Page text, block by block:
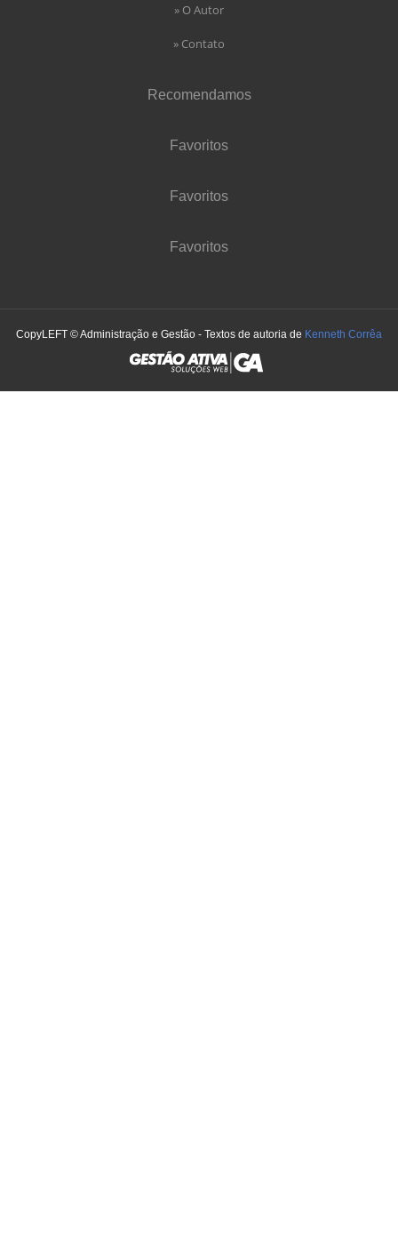
» O Autor
» Contato
Recomendamos
Favoritos
Favoritos
Favoritos
CopyLEFT © Administração e Gestão - Textos de autoria de Kenneth Corrêa